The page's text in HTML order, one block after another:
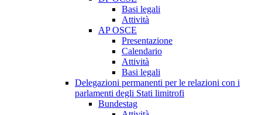
Basi legali
Attività
AP OSCE
Presentazione
Calendario
Attività
Basi legali
Delegazioni permanenti per le relazioni con i
parlamenti degli Stati limitrofi
Bundestag